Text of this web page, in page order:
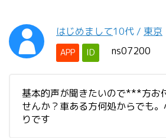
はじめまして10代 / 東京
APP ID ns07200
基本的声が聞きたいので***方お
せんか？車ある方何処からでも
りです